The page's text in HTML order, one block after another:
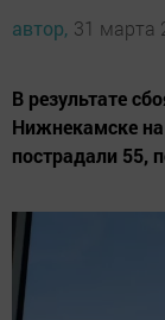
автор, 31 марта
В результате
Нижнекамске
пострадали 55,